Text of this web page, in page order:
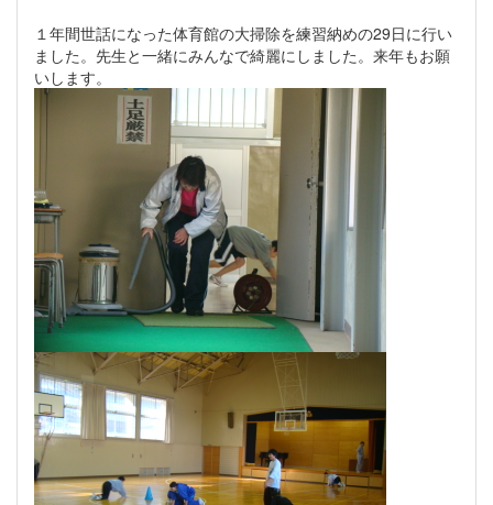
１年間世話になった体育館の大掃除を練習納めの29日に行い
ました。先生と一緒にみんなで綺麗にしました。来年もお願
いします。